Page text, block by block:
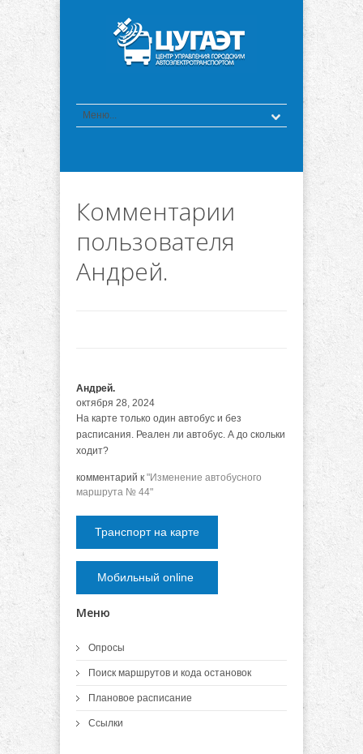
Комментарии
пользователя
Андрей.
Андрей.
октября 28, 2024
На карте только один автобус и без
расписания. Реален ли автобус. А до скольки
ходит?
комментарий к "Изменение автобусного
маршрута № 44"
Транспорт на карте
Мобильный online
Меню
Опросы
Поиск маршрутов и кода остановок
Плановое расписание
Ссылки